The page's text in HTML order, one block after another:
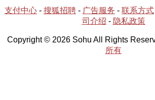
支付中心 - 搜狐招聘 - 广告服务 - 联系方式
司介绍 - 隐私政策
Copyright © 2026 Sohu All Rights
所有